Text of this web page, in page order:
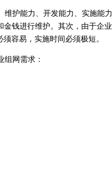
维护能力、开发能力、实施能力
钱进行维护。其次，由于企业
容易，实施时间必须极短。
网需求：